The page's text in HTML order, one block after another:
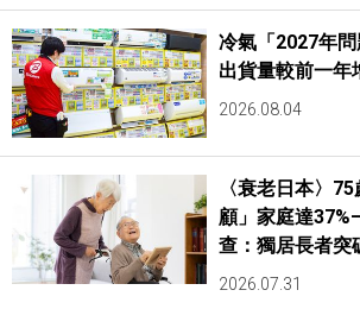
冷氣「2027年問
出貨量較前一年
2026.08.04
〈衰老日本〉
顧」家庭達
查：獨居長者突
2026.07.31